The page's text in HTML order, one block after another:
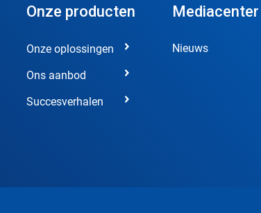
Onze producten
Onze oplossingen
Ons aanbod
Succesverhalen
Mediacenter
Nieuws